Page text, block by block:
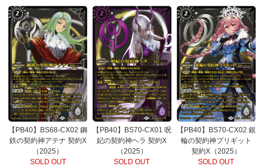
【PB40】BS68-CX02 鋼
鉄の契約神アテナ 契約X
（2025）
SOLD OUT
【PB40】BS70-CX01 呪
妃の契約神ヘラ 契約X
（2025）
SOLD OUT
【PB40】BS70-CX02 銀
輪の契約神ブリギット
契約X（2025）
SOLD OUT